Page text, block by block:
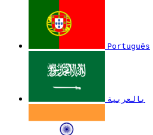
Português
بالعربية